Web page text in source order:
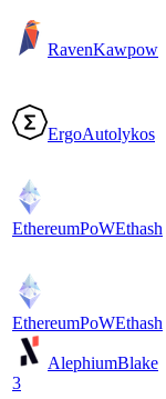
RavenKawpow
ErgoAutolykos
EthereumPoWEthash
EthereumPoWEthash
AlephiumBlake
3